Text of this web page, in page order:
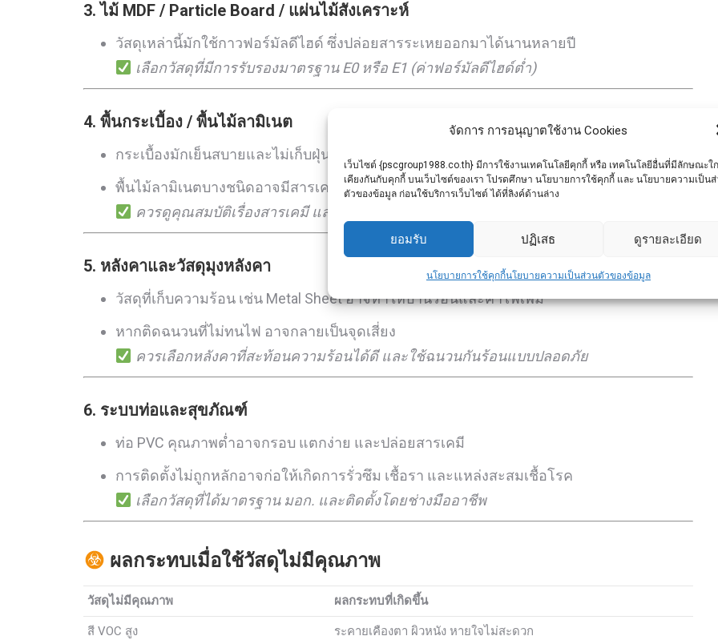
จัดการ การอนุญาตใช้งาน Cookies
เว็บไซต์ {pscgroup1988.co.th} มีการใช้งานเทคโนโลยีคุกกี้ หรือ เทคโนโลยีอื่นที่มีลักษณะใ
เคียงกันกับคุกกี้ บนเว็บไซต์ของเรา โปรดศึกษา นโยบายการใช้คุกกี้ และ นโยบายความเป็น
ตัวของข้อมูล ก่อนใช้บริการเว็บไซต์ ได้ที่ลิงค์ด้านล่าง
ยอมรับ ปฏิเสธ ดูรายละเอียด
นโยบายการใช้คุกกี้นโยบายความเป็นส่วนตัวของข้อมูล
3.ไม้ MDF / Particle Board / แผ่นไม้สังเคราะห์
วัสดุเหล่านี้มักใช้กาวฟอร์มัลดีไฮด์ ซึ่งปล่อยสารระเหยออกมาได้นานหลายปี
เลือกวัสดุที่มีการรับรองมาตรฐาน E0 หรือ E1 (ค่าฟอร์มัลดีไฮด์ต่ำ)
4. พื้นกระเบื้อง / พื้นไม้ลามิเนต
กระเบื้องมักเย็นสบายและไม่เก็บฝุ่น
พื้นไม้ลามิเนตบางชนิดอาจมีสารเคมีหรือปล่อย VOC
ควรดูคุณสมบัติเรื่องสารเคมี และความลื่นที่อาจก่อให้เกิดอุบัติเหตุ
5. หลังคาและวัสดุมุงหลังคา
วัสดุที่เก็บความร้อน เช่น Metal Sheet อาจทำให้บ้านร้อนและค่าไฟเพิ่ม
หากติดฉนวนที่ไม่ทนไฟ อาจกลายเป็นจุดเสี่ยง
ควรเลือกหลังคาที่สะท้อนความร้อนได้ดี และใช้ฉนวนกันร้อนแบบปลอดภัย
6. ระบบท่อและสุขภัณฑ์
ท่อ PVC คุณภาพต่ำอาจกรอบ แตกง่าย และปล่อยสารเคมี
การติดตั้งไม่ถูกหลักอาจก่อให้เกิดการรั่วซึม เชื้อรา และแหล่งสะสมเชื้อโรค
เลือกวัสดุที่ได้มาตรฐาน มอก. และติดตั้งโดยช่างมืออาชีพ
ผลกระทบเมื่อใช้วัสดุไม่มีคุณภาพ
วัสดุไม่มีคุณภาพ ผลกระทบที่เกิดขึ้น
สี VOC สูง ระคายเคืองตา ผิวหนัง หายใจไม่สะดวก